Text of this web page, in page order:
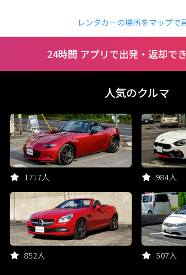
レンタカーの場所をマップで
24時間 アプリで出発・返却で
人気のクルマ
1717人 984人
852人 507人